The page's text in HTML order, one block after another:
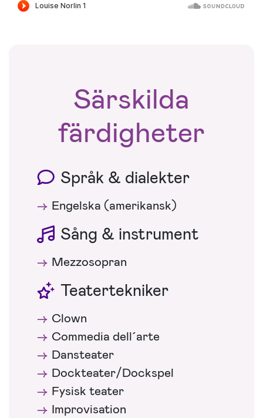
Särskilda
färdigheter
Språk & dialekter
Engelska (amerikansk)
Sång & instrument
Mezzosopran
Teatertekniker
Clown
Commedia dell´arte
Dansteater
Dockteater/Dockspel
Fysisk teater
Improvisation